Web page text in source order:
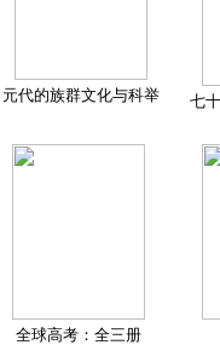
元代的族群文化与科举 七
全球高考：全三册